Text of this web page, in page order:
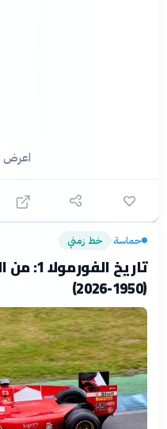
اعرض
حماسة› خط زمني
تاريخ
(1950-2026)